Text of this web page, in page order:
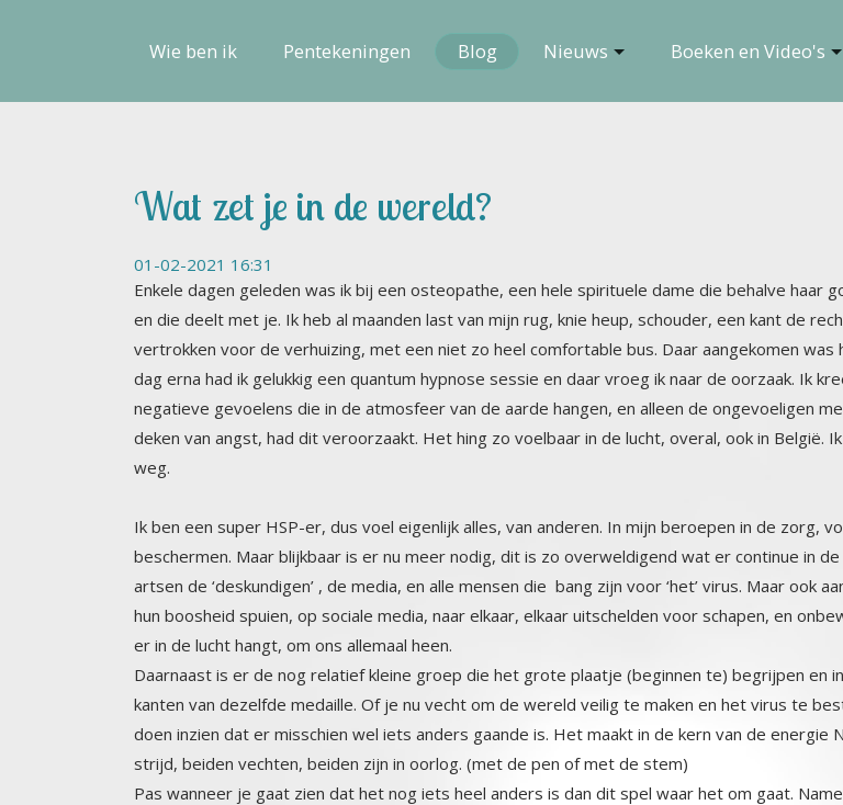
Wie ben ik Pentekeningen Blog Nieuws Boeken en Video's
Wat zet je in de wereld?
01-02-2021 16:31
Enkele dagen geleden was ik bij een osteopathe, een hele spirituele dame die behalve haar
en die deelt met je. Ik heb al maanden last van mijn rug, knie heup, schouder, een kant
vertrokken voor de verhuizing, met een niet zo heel comfortable bus. Daar aangekomen
dag erna had ik gelukkig een quantum hypnose sessie en daar vroeg ik naar de oorzaak.
negatieve gevoelens die in de atmosfeer van de aarde hangen, en alleen de ongevoeligen
deken van angst, had dit veroorzaakt. Het hing zo voelbaar in de lucht, overal, ook in België.
weg.
Ik ben een super HSP-er, dus voel eigenlijk alles, van anderen. In mijn beroepen in de zorg,
beschermen. Maar blijkbaar is er nu meer nodig, dit is zo overweldigend wat er continue in de
artsen de ‘deskundigen’ , de media, en alle mensen die bang zijn voor ‘het’ virus. Maar ook
hun boosheid spuien, op sociale media, naar elkaar, elkaar uitschelden voor schapen, en
er in de lucht hangt, om ons allemaal heen.
Daarnaast is er de nog relatief kleine groep die het grote plaatje (beginnen te) begrijpen en
kanten van dezelfde medaille. Of je nu vecht om de wereld veilig te maken en het virus te
doen inzien dat er misschien wel iets anders gaande is. Het maakt in de kern van de
strijd, beiden vechten, beiden zijn in oorlog. (met de pen of met de stem)
Pas wanneer je gaat zien dat het nog iets heel anders is dan dit spel waar het om gaat.